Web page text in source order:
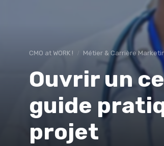
CMO at WORK ! Métier & Carrière
Ouvrir un
guide
projet